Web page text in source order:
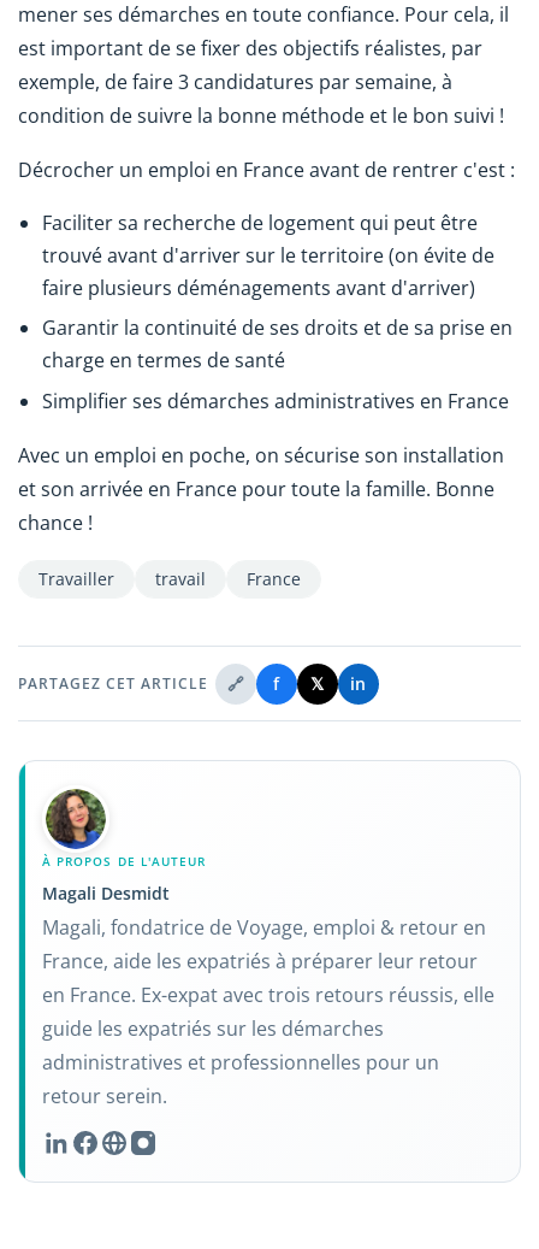
mener ses démarches en toute confiance. Pour cela, il
est important de se fixer des objectifs réalistes, par
exemple, de faire 3 candidatures par semaine, à
condition de suivre la bonne méthode et le bon suivi !
Décrocher un emploi en France avant de rentrer c'est :
Faciliter sa recherche de logement qui peut être
trouvé avant d'arriver sur le territoire (on évite de
faire plusieurs déménagements avant d'arriver)
Garantir la continuité de ses droits et de sa prise en
charge en termes de santé
Simplifier ses démarches administratives en France
Avec un emploi en poche, on sécurise son installation
et son arrivée en France pour toute la famille. Bonne
chance !
Travailler travail France
PARTAGEZ CET ARTICLE 🔗 f 𝕏 in
À PROPOS DE L'AUTEUR
Magali Desmidt
Magali, fondatrice de Voyage, emploi & retour en
France, aide les expatriés à préparer leur retour
en France. Ex-expat avec trois retours réussis, elle
guide les expatriés sur les démarches
administratives et professionnelles pour un
retour serein.